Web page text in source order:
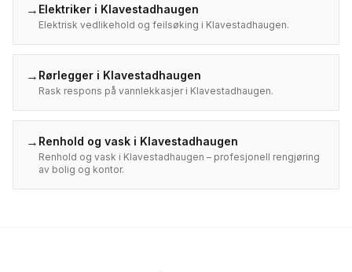
→ Elektriker i Klavestadhaugen
Elektrisk vedlikehold og feilsøking i Klavestadhaugen.
→ Rørlegger i Klavestadhaugen
Rask respons på vannlekkasjer i Klavestadhaugen.
→ Renhold og vask i Klavestadhaugen
Renhold og vask i Klavestadhaugen – profesjonell rengjøring
av bolig og kontor.